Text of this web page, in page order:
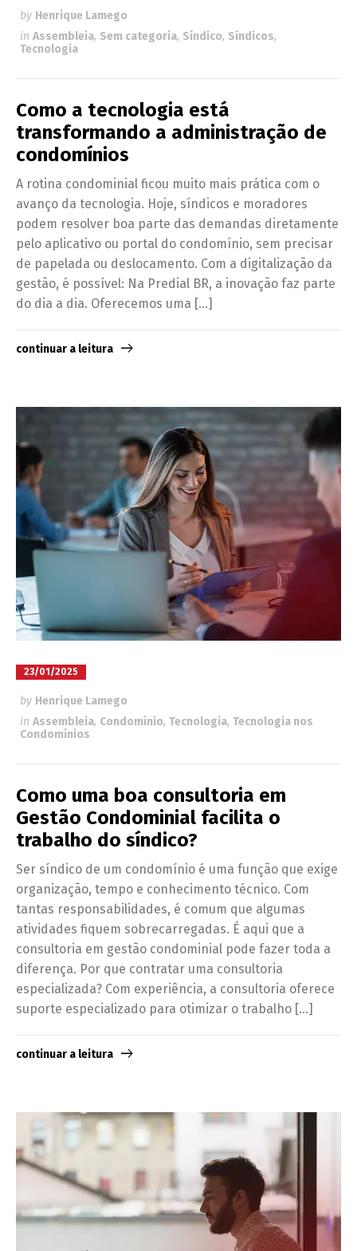
by Henrique Lamego
in Assembleia, Sem categoria, Síndico, Síndicos,
Tecnologia
Como a tecnologia está
transformando a administração de
condomínios
A rotina condominial ficou muito mais prática com o
avanço da tecnologia. Hoje, síndicos e moradores
podem resolver boa parte das demandas diretamente
pelo aplicativo ou portal do condomínio, sem precisar
de papelada ou deslocamento. Com a digitalização da
gestão, é possível: Na Predial BR, a inovação faz parte
do dia a dia. Oferecemos uma […]
continuar a leitura
23/01/2025
by Henrique Lamego
in Assembleia, Condomínio, Tecnologia, Tecnologia nos
Condomínios
Como uma boa consultoria em
Gestão Condominial facilita o
trabalho do síndico?
Ser síndico de um condomínio é uma função que exige
organização, tempo e conhecimento técnico. Com
tantas responsabilidades, é comum que algumas
atividades fiquem sobrecarregadas. É aqui que a
consultoria em gestão condominial pode fazer toda a
diferença. Por que contratar uma consultoria
especializada? Com experiência, a consultoria oferece
suporte especializado para otimizar o trabalho […]
continuar a leitura